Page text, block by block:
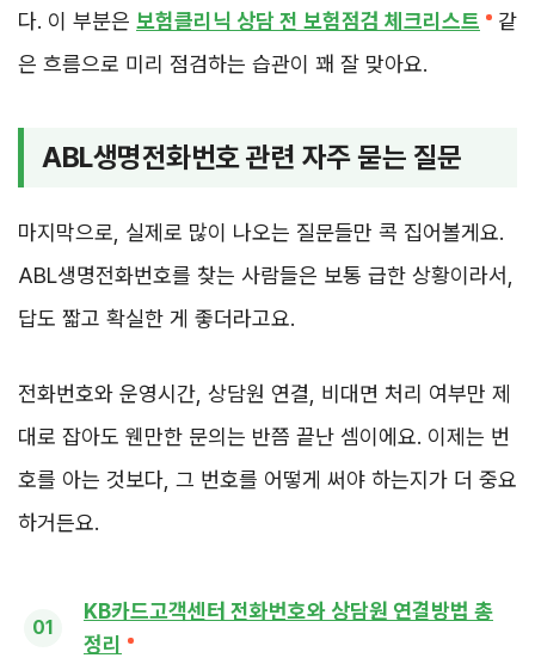
다. 이 부분은 보험클리닉 상담 전 보험점검 체크리스트
같
은 흐름으로 미리 점검하는 습관이 꽤 잘 맞아요.
ABL생명전화번호 관련 자주 묻는 질문
마지막으로, 실제로 많이 나오는 질문들만 콕 집어볼게요.
ABL생명전화번호를 찾는 사람들은 보통 급한 상황이라서,
답도 짧고 확실한 게 좋더라고요.
전화번호와 운영시간, 상담원 연결, 비대면 처리 여부만 제
대로 잡아도 웬만한 문의는 반쯤 끝난 셈이에요. 이제는 번
호를 아는 것보다, 그 번호를 어떻게 써야 하는지가 더 중요
하거든요.
KB카드고객센터 전화번호와 상담원 연결방법 총
정리